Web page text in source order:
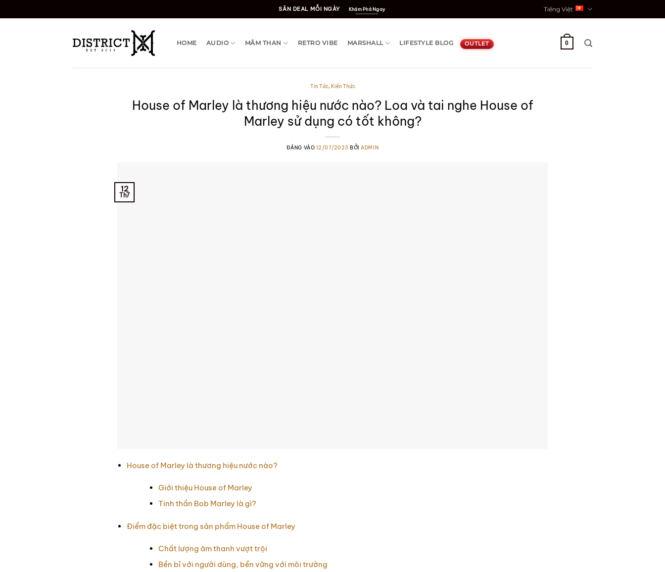
qua
SĂN DEAL MỖI NGÀY Khám Phá Ngay Tiếng Việt
HOME AUDIO MÂM THAN RETRO VIBE MARSHALL LIFESTYLE BLOG OUTLET 0
Tin Tức,Kiến Thức
House of Marley là thương hiệu nước nào? Loa và tai nghe House of
Marley sử dụng có tốt không?
ĐĂNG VÀO 12/07/2023 BỞIADMIN
12
Th7
House of Marley là thương hiệu nước nào?
Giới thiệu House of Marley
Tinh thần Bob Marley là gì?
Điểm đặc biệt trong sản phẩm House of Marley
Chất lượng âm thanh vượt trội
Bền bỉ với người dùng, bền vững với môi trường